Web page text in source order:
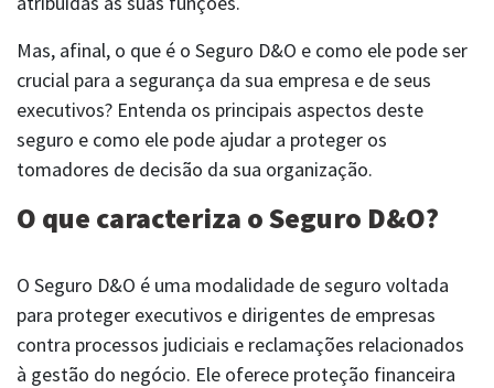
Mas, afinal, o que é o Seguro D&O e como ele pode ser
crucial para a segurança da sua empresa e de seus
executivos? Entenda os principais aspectos deste
seguro e como ele pode ajudar a proteger os
tomadores de decisão da sua organização.
O que caracteriza o Seguro D&O?
O Seguro D&O é uma modalidade de seguro voltada
para proteger executivos e dirigentes de empresas
contra processos judiciais e reclamações relacionados
à gestão do negócio. Ele oferece proteção financeira